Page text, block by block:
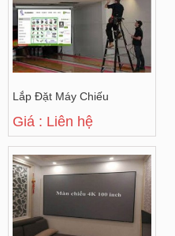
Lắp Đặt Máy Chiếu
Giá : Liên hệ